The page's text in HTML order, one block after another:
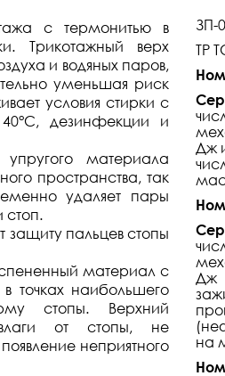
с термонитью в
Трикотажный верх
и водяных паров,
уменьшая риск
условия стирки с
дезинфекции и
материала
пространства, так
удаляет пары
стоп.
пальцев стопы
материал с
точках наибольшего
стопы. Верхний
от стопы, не
неприятного
ЗП-
ТР
Дж
Дж
на